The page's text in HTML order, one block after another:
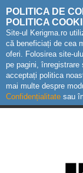
POLITICA DE
POLITICA
Site-ul Kerigma.ro
că beneficiați de cea
oferi. Folosirea site-
pe pagini, înregistrare
acceptați politica
mai multe despre
Confidențialitate sau